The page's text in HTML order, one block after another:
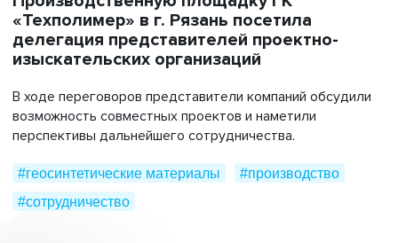
«Техполимер» в г. Рязань посетила
делегация представителей проектно-
изыскательских организаций
В ходе переговоров представители компаний обсудили
возможность совместных проектов и наметили
перспективы дальнейшего сотрудничества.
#геосинтетические материалы
#производство
#сотрудничество